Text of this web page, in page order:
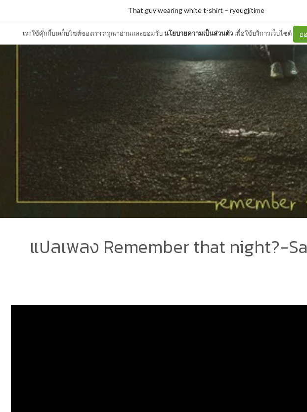
เราใช้คุ๊กกี้บนเว็บไซต์ของเรา กรุณาอ่านและยอมรับนโยบายความเป็นส่วนตัว เพื่อใช้บริการเว็บไซต์ ย
That guy wearing white t-shirt – ryougjitime
แปลเพลง Remember that night?-